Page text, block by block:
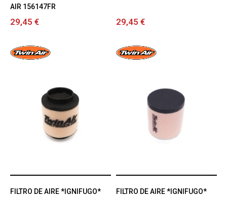
AIR 156147FR
29,45 € 29,45 €
FILTRO DE AIRE *IGNIFUGO*
FILTRO DE AIRE *IGNIFUGO*